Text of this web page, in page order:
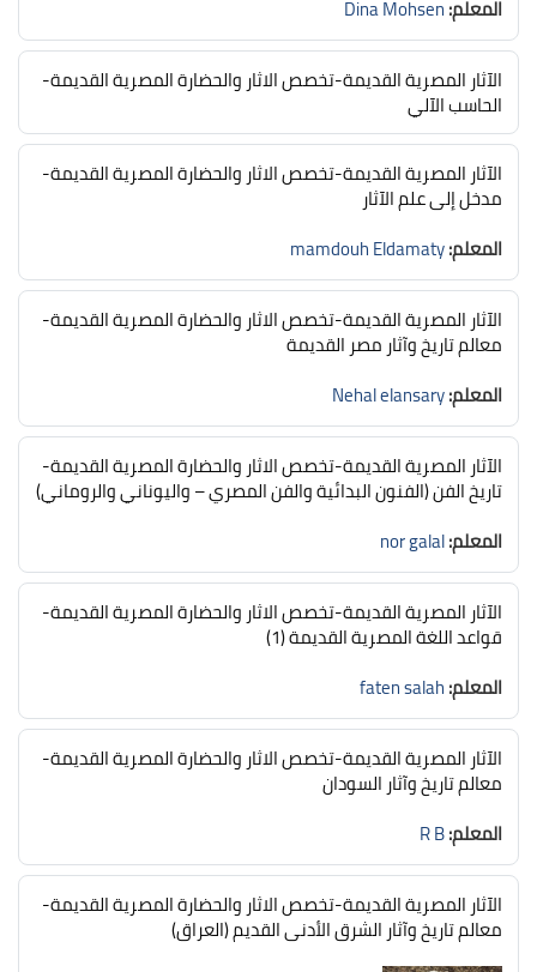
المعلم:Dina Mohsen
الآثار المصرية القديمة-تخصص الاثار والحضارة المصرية القديمة-
الحاسب الآلي
الآثار المصرية القديمة-تخصص الاثار والحضارة المصرية القديمة-
مدخل إلى علم الآثار
المعلم:mamdouh Eldamaty
الآثار المصرية القديمة-تخصص الاثار والحضارة المصرية القديمة-
معالم تاريخ وآثار مصر القديمة
المعلم:Nehal elansary
الآثار المصرية القديمة-تخصص الاثار والحضارة المصرية القديمة-
تاريخ الفن (الفنون البدائية والفن المصري – واليوناني والروماني)
المعلم:nor galal
الآثار المصرية القديمة-تخصص الاثار والحضارة المصرية القديمة-
قواعد اللغة المصرية القديمة (1)
المعلم:faten salah
الآثار المصرية القديمة-تخصص الاثار والحضارة المصرية القديمة-
معالم تاريخ وآثار السودان
المعلم:R B
الآثار المصرية القديمة-تخصص الاثار والحضارة المصرية القديمة-
معالم تاريخ وآثار الشرق الأدنى القديم (العراق)